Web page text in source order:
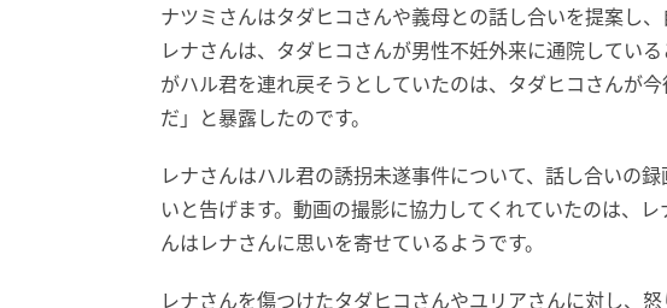
ナツミさんはタダヒコさんや義母との話し合いを提案し、
レナさんは、タダヒコさんが男性不妊外来に通院してい
がハル君を連れ戻そうとしていたのは、タダヒコさんが
だ」と暴露したのです。
レナさんはハル君の誘拐未遂事件について、話し合いの
いと告げます。動画の撮影に協力してくれていたのは、
んはレナさんに思いを寄せているようです。
レナさんを傷つけたタダヒコさんやユリアさんに対し、